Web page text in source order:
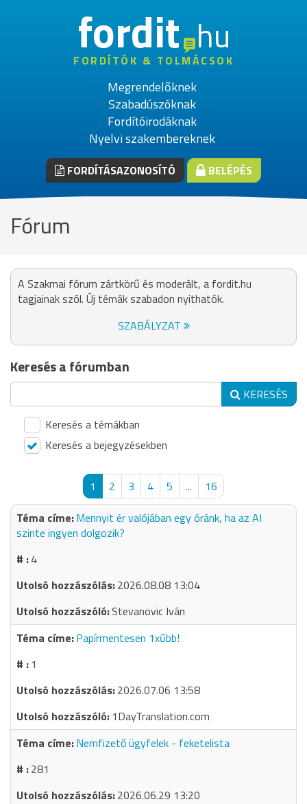
fordithu
FORDÍTÓK & TOLMÁCSOK
Megrendelőknek
Szabadúszóknak
Fordítóirodáknak
Nyelvi szakembereknek
FORDÍTÁSAZONOSÍTÓ BELÉPÉS
Fórum
A Szakmai fórum zártkörű és moderált, a fordit.hu
tagjainak szól. Új témák szabadon nyithatók.
SZABÁLYZAT
Keresés a fórumban
KERESÉS
Keresés a témákban
Keresés a bejegyzésekben
1 2 3 4 5 ...
16
Mennyit ér valójában egy óránk, ha az AI
szinte ingyen dolgozik?
4
2026.08.08 13:04
Stevanovic Iván
Papírmentesen 1xűbb!
1
2026.07.06 13:58
1DayTranslation.com
Nemfizető ügyfelek - feketelista
281
2026.06.29 13:20